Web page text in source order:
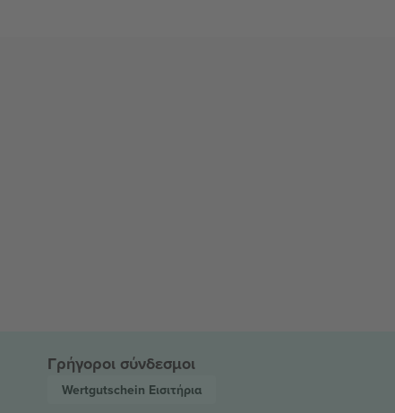
Γρήγοροι σύνδεσμοι
Wertgutschein Εισιτήρια